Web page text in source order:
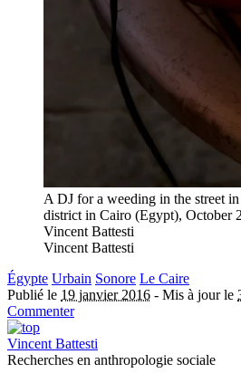
A DJ for a weeding in the street
district in Cairo (Egypt), October
Vincent Battesti
Vincent Battesti
Égypte Urbain Sonore Le Caire
Publié le 19 janvier 2016 - Mis à jour le
Commenter
Vincent Battesti
Recherches en anthropologie sociale